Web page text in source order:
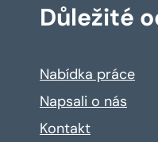
Důležité
Nabídka práce
Napsali o nás
Kontakt